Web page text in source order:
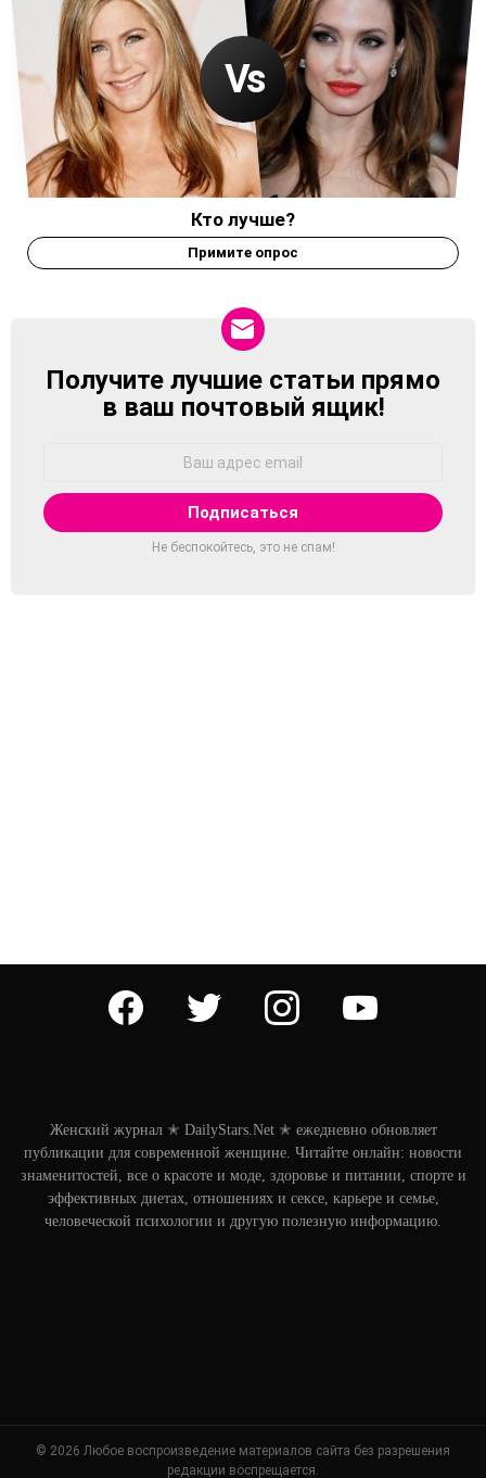
Кто лучше?
Примите опрос
NEWSLETTER
Получите лучшие статьи прямо
в ваш почтовый ящик!
Не беспокойтесь, это не спам!
facebook twitter instagram youtube
Женский журнал ✭ DailyStars.Net ✭ ежедневно обновляет
публикации для современной женщине. Читайте онлайн: новости
знаменитостей, все о красоте и моде, здоровье и питании, спорте и
эффективных диетах, отношениях и сексе, карьере и семье,
человеческой психологии и другую полезную информацию.
© 2026 Любое воспроизведение материалов сайта без разрешения
редакции воспрещается.